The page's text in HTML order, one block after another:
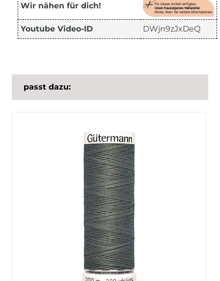
Wir nähen für dich!
Youtube Video-ID DWjn9zJxDeQ
passt dazu: